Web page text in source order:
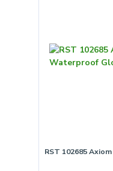
RST 102685